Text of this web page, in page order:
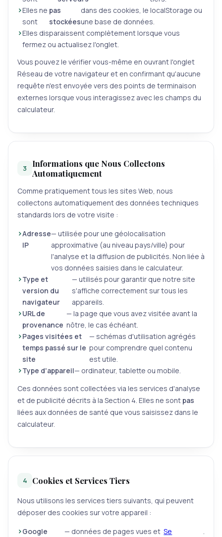
Elles ne
sont
pas
stockées
dans des cookies, le localStorage ou
une base de données.
Elles disparaissent complètement lorsque vous
fermez ou actualisez l'onglet.
Vous pouvez le vérifier vous-même en ouvrant l'onglet
Réseau de votre navigateur et en confirmant qu'aucune
requête n'est envoyée vers des points de terminaison
externes lorsque vous interagissez avec les champs du
calculateur.
3
Informations que Nous Collectons
Automatiquement
Comme pratiquement tous les sites Web, nous
collectons automatiquement des données techniques
standards lors de votre visite :
Adresse
IP
— utilisée pour une géolocalisation
approximative (au niveau pays/ville) pour
l'analyse et la diffusion de publicités. Non liée à
vos données saisies dans le calculateur.
Type et
version du
navigateur
— utilisés pour garantir que notre site
s'affiche correctement sur tous les
appareils.
URL de
provenance
— la page que vous avez visitée avant la
nôtre, le cas échéant.
Pages visitées et
temps passé sur le
site
— schémas d'utilisation agrégés
pour comprendre quel contenu
est utile.
Type d'appareil— ordinateur, tablette ou mobile.
Ces données sont collectées via les services d'analyse
et de publicité décrits à la Section 4. Elles ne sont pas
liées aux données de santé que vous saisissez dans le
calculateur.
4 Cookies et Services Tiers
Nous utilisons les services tiers suivants, qui peuvent
déposer des cookies sur votre appareil :
Google
— données de pages vues et Se